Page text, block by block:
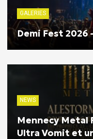
GALERIES
Demi Fest 2026
NEWS
Mennecy Metal
Ultra Vomit et